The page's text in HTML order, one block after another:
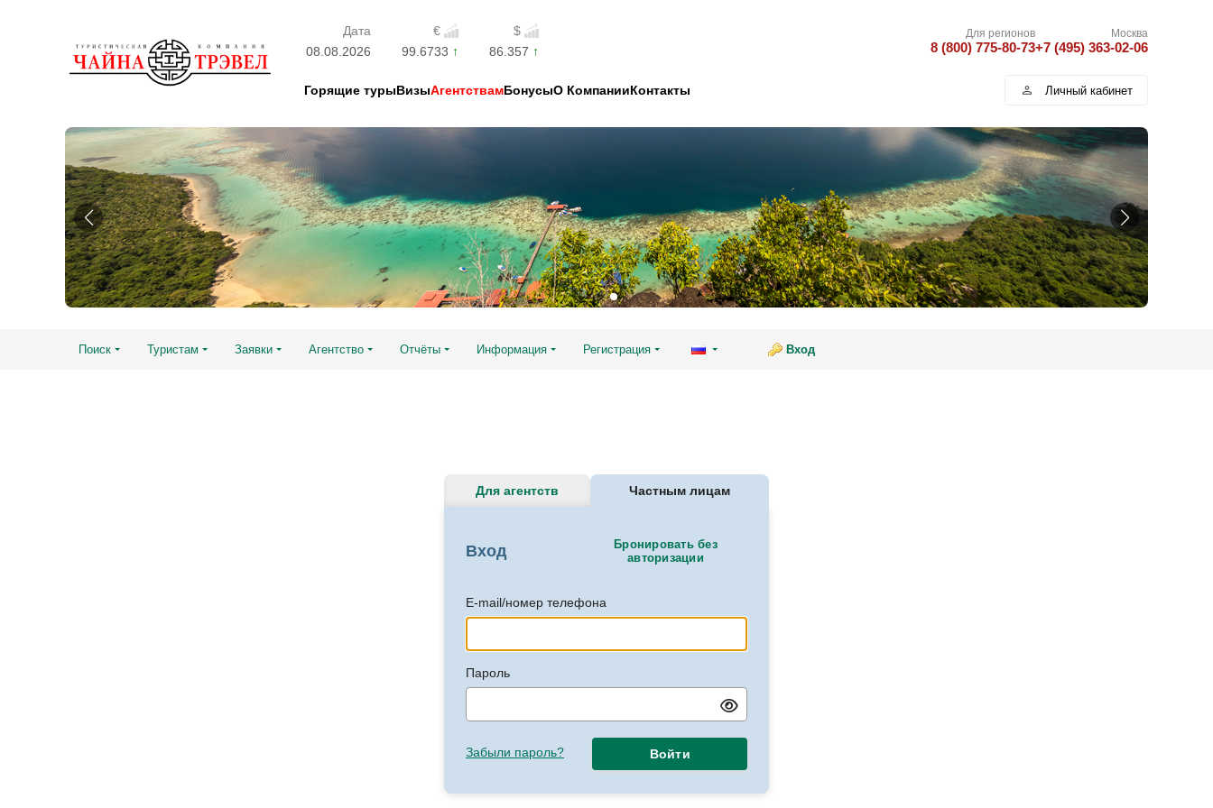
Дата €
$
08.08.2026
99.6733 86.357
Для регионов
8 (800) 775-80-73
Москва
+7 (495) 363-02-06
Горящие турыВизыАгентствамБонусыО КомпанииКонтакты Личный кабинет
Поиск Туристам Заявки Агентство Отчёты Информация Регистрация Вход
Частным лицам
Для агентств
Вход
Бронировать без
авторизации
E-mail/номер телефона
Пароль
Забыли пароль? Войти